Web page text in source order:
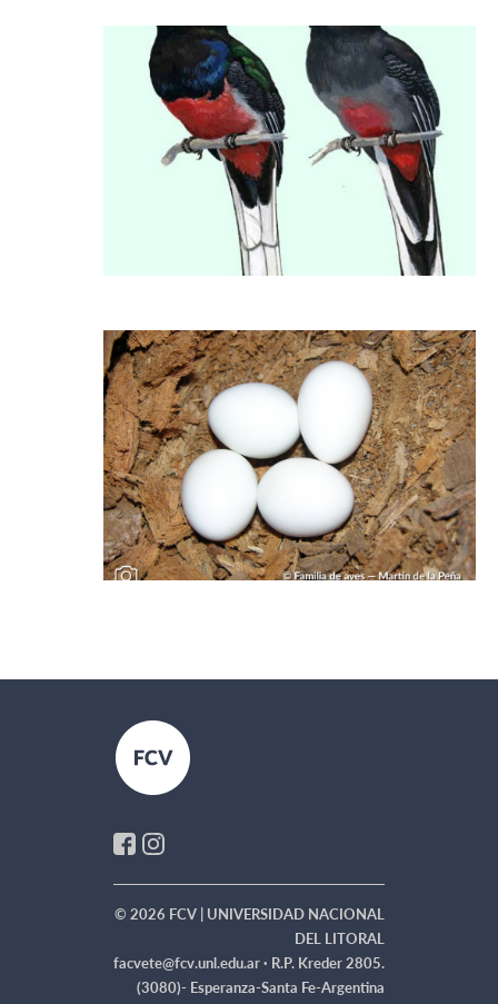
© 2026 FCV | UNIVERSIDAD NACIONAL
DEL LITORAL
facvete@fcv.unl.edu.ar · R.P. Kreder 2805.
(3080)- Esperanza-Santa Fe-Argentina